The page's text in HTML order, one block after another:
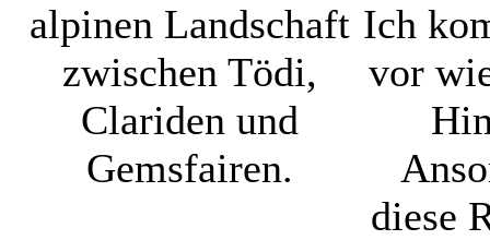
alpinen Landschaft
zwischen Tödi,
Clariden und
Gemsfairen.
Ich
vor
diese